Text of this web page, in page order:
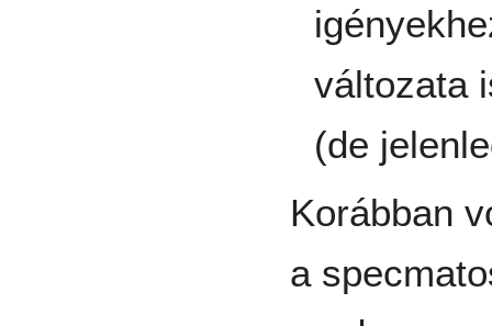
változata
(de
Korábban
a